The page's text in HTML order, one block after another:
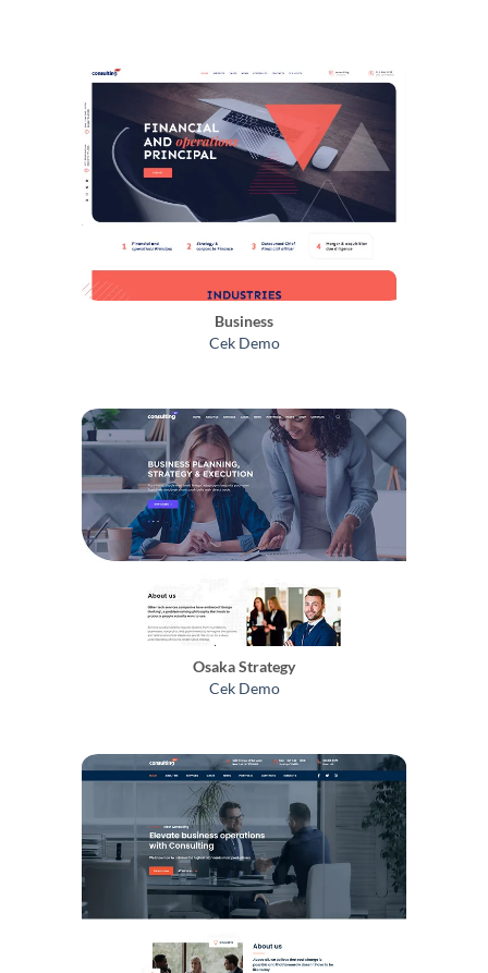
Business
Cek Demo
Osaka Strategy
Cek Demo